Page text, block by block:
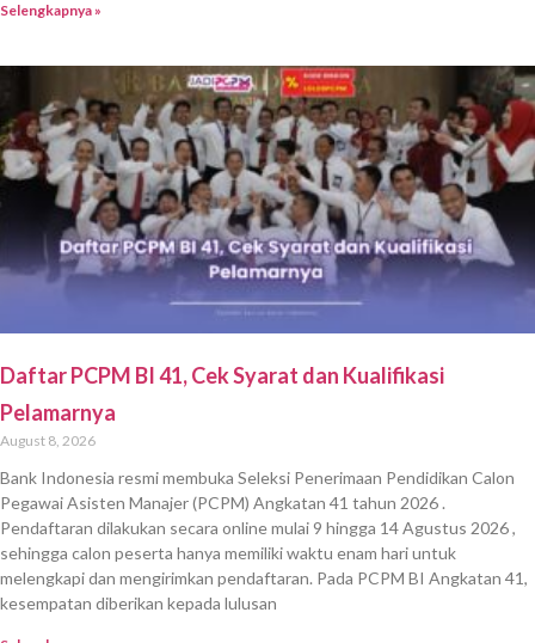
Selengkapnya »
Daftar PCPM BI 41, Cek Syarat dan Kualifikasi
Pelamarnya
August 8, 2026
Bank Indonesia resmi membuka Seleksi Penerimaan Pendidikan Calon
Pegawai Asisten Manajer (PCPM) Angkatan 41 tahun 2026 .
Pendaftaran dilakukan secara online mulai 9 hingga 14 Agustus 2026 ,
sehingga calon peserta hanya memiliki waktu enam hari untuk
melengkapi dan mengirimkan pendaftaran. Pada PCPM BI Angkatan 41,
kesempatan diberikan kepada lulusan